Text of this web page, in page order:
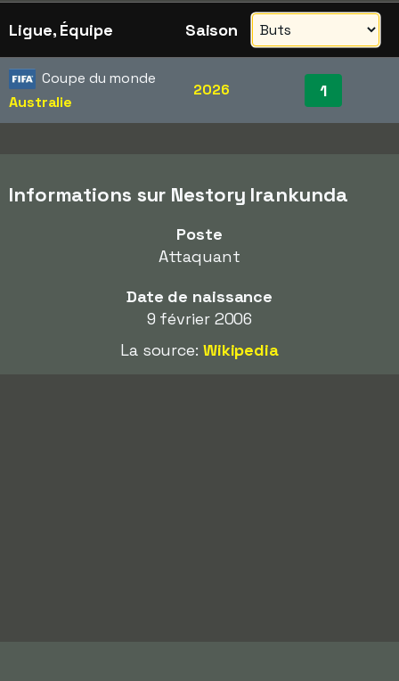
Ligue, Équipe Saison
Coupe du monde
Australie
2026 1
Informations sur Nestory Irankunda
Poste
Attaquant
Date de naissance
9 février 2006
La source: Wikipedia